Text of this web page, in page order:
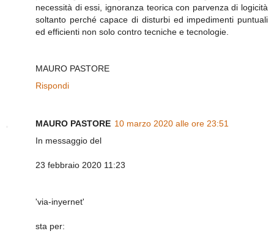
necessità di essi, ignoranza teorica con parvenza di logicità
soltanto perché capace di disturbi ed impedimenti puntuali
ed efficienti non solo contro tecniche e tecnologie.
MAURO PASTORE
Rispondi
MAURO PASTORE 10 marzo 2020 alle ore 23:51
In messaggio del
23 febbraio 2020 11:23
'via-inyernet'
sta per: